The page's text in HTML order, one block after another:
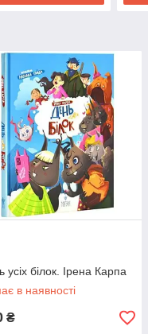
усіх білок. Ірена Карпа
в наявності
₴